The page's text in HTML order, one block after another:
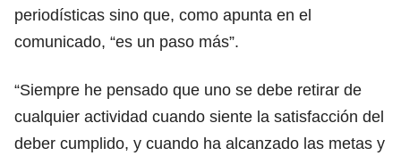
periodísticas sino que, como apunta en el
comunicado, “es un paso más”.
“Siempre he pensado que uno se debe retirar de
cualquier actividad cuando siente la satisfacción del
deber cumplido, y cuando ha alcanzado las metas y